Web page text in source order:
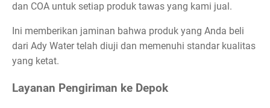
dan COA untuk setiap produk tawas yang kami jual.
Ini memberikan jaminan bahwa produk yang Anda beli
dari Ady Water telah diuji dan memenuhi standar kualitas
yang ketat.
Layanan Pengiriman ke Depok